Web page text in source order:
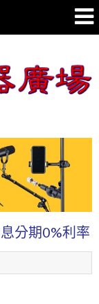
期0%利率、